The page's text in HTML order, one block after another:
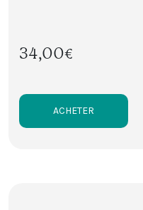
34,00€
ACHETER